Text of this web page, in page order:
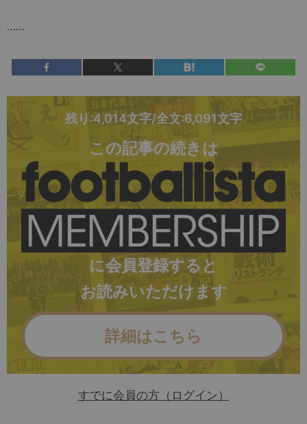
……
残り:4,014文字/全文:6,091文字
この記事の続きは
に会員登録すると
お読みいただけます
詳細はこちら
すでに会員の方（ログイン）